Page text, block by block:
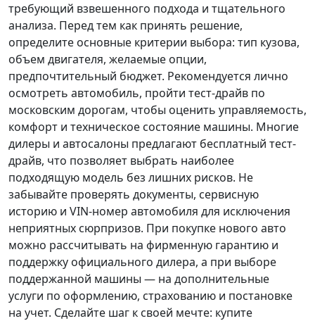
требующий взвешенного подхода и тщательного
анализа. Перед тем как принять решение,
определите основные критерии выбора: тип кузова,
объем двигателя, желаемые опции,
предпочтительный бюджет. Рекомендуется лично
осмотреть автомобиль, пройти тест-драйв по
московским дорогам, чтобы оценить управляемость,
комфорт и техническое состояние машины. Многие
дилеры и автосалоны предлагают бесплатный тест-
драйв, что позволяет выбрать наиболее
подходящую модель без лишних рисков. Не
забывайте проверять документы, сервисную
историю и VIN-номер автомобиля для исключения
неприятных сюрпризов. При покупке нового авто
можно рассчитывать на фирменную гарантию и
поддержку официального дилера, а при выборе
поддержанной машины — на дополнительные
услуги по оформлению, страхованию и постановке
на учет. Сделайте шаг к своей мечте: купите